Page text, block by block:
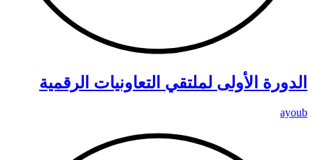
الدورة الأولى لملتقي التعاونيات الرقمية
ayoub